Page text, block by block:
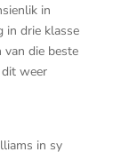
in
in drie klasse
van die beste
weer
in sy